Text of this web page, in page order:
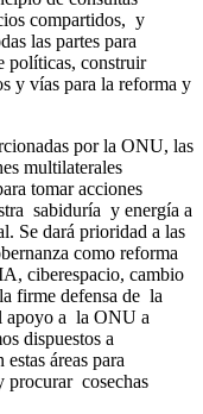
compartidos, y
las partes para
políticas, construir
y vías para la reforma y
por la ONU, las
multilaterales
tomar acciones
sabiduría y energía a
Se dará prioridad a las
como reforma
ciberespacio, cambio
firme defensa de la
apoyo a la ONU a
dispuestos a
áreas para
procurar cosechas